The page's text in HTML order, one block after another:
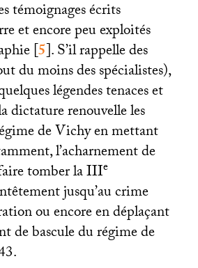
témoignages écrits
et encore peu exploités
[5]. S’il rappelle des
du moins des spécialistes),
légendes tenaces et
dictature renouvelle les
de Vichy en mettant
l’acharnement de
tomber laIIIe
jusqu’au crime
ou encore en déplaçant
de bascule du régime de